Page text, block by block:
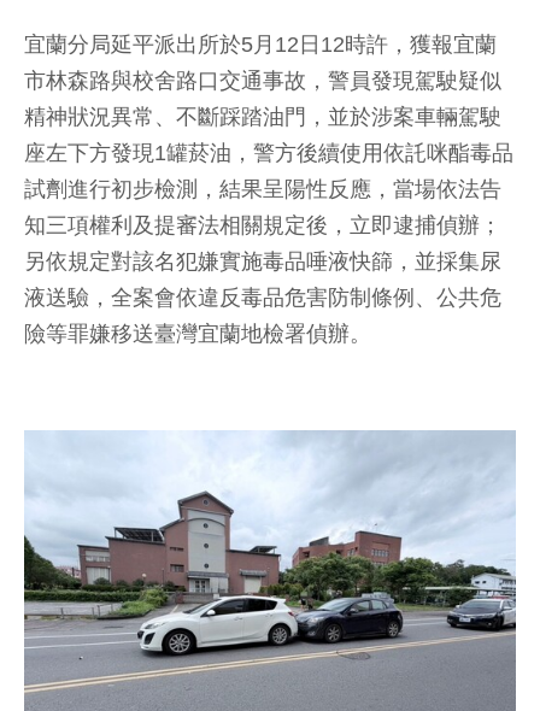
宜蘭分局延平派出所於5月12日12時許，獲報宜蘭
市林森路與校舍路口交通事故，警員發現駕駛疑似
精神狀況異常、不斷踩踏油門，並於涉案車輛駕駛
座左下方發現1罐菸油，警方後續使用依託咪酯毒品
試劑進行初步檢測，結果呈陽性反應，當場依法告
知三項權利及提審法相關規定後，立即逮捕偵辦；
另依規定對該名犯嫌實施毒品唾液快篩，並採集尿
液送驗，全案會依違反毒品危害防制條例、公共危
險等罪嫌移送臺灣宜蘭地檢署偵辦。